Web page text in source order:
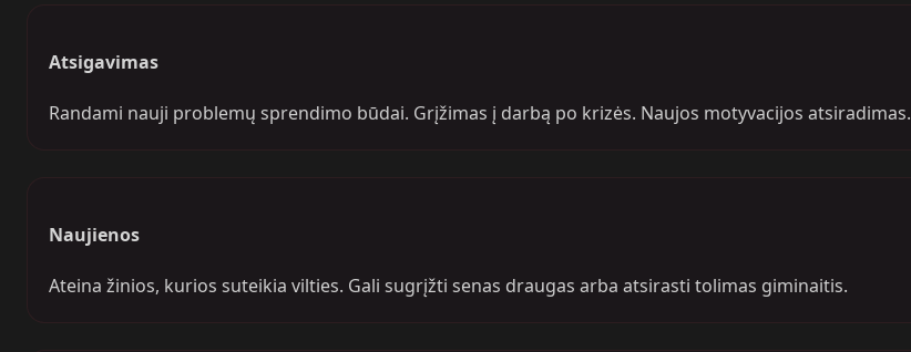
Atsigavimas
Randami nauji problemų sprendimo būdai. Grįžimas į darbą po krizės. Naujos motyvacijos atsiradimas.
Naujienos
Ateina žinios, kurios suteikia vilties. Gali sugrįžti senas draugas arba atsirasti tolimas giminaitis.